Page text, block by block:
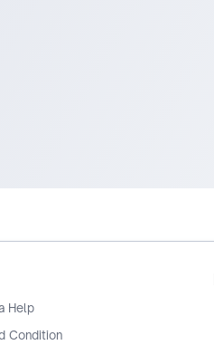
Help
Condition